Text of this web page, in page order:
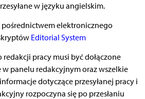
w języku angielskim.
pośrednictwem elektronicznego
Editorial System
redakcji pracy musi być dołączone
panelu redakcyjnym oraz wszelkie
dotyczące przesyłanej pracy i
rozpoczyna się po przesłaniu